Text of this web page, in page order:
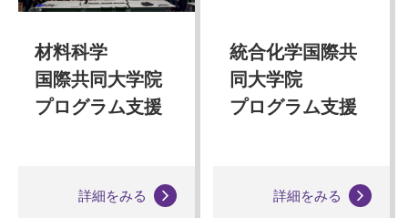
材料科学
国際共同大学院
プログラム支援
詳細をみる
統合化学国際共
同大学院
プログラム支援
詳細をみる